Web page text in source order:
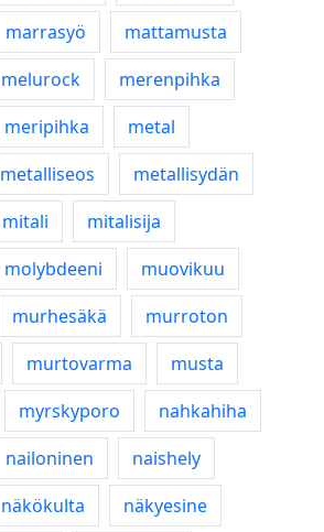
marrasyö
mattamusta
melurock
merenpihka
meripihka
metal
metalliseos
metallisydän
mitali
mitalisija
molybdeeni
muovikuu
murhesäkä
murroton
murtovarma
musta
myrskyporo
nahkahiha
nailoninen
naishely
näkökulta
näkyesine